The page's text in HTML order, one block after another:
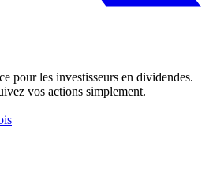
pour les investisseurs en dividendes.
vos actions simplement.